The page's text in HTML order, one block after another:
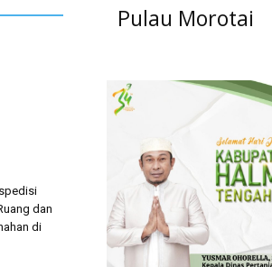
dan
di
Pulau Morotai